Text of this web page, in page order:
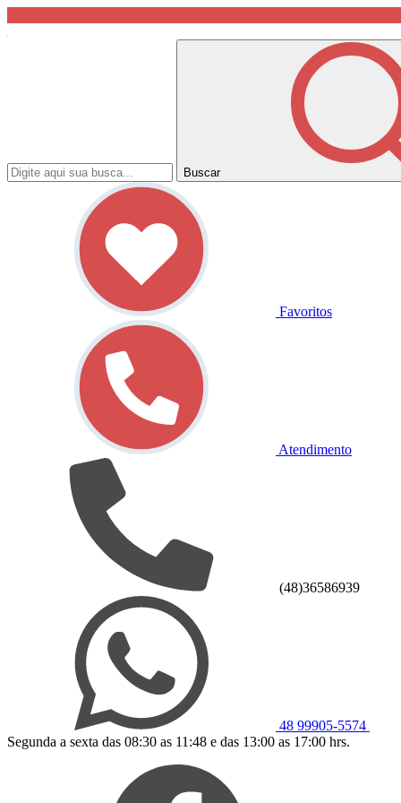
Buscar
Favoritos
Atendimento
(48)36586939
48 99905-5574
Segunda a sexta das 08:30 as 11:48 e das 13:00 as 17:00 hrs.